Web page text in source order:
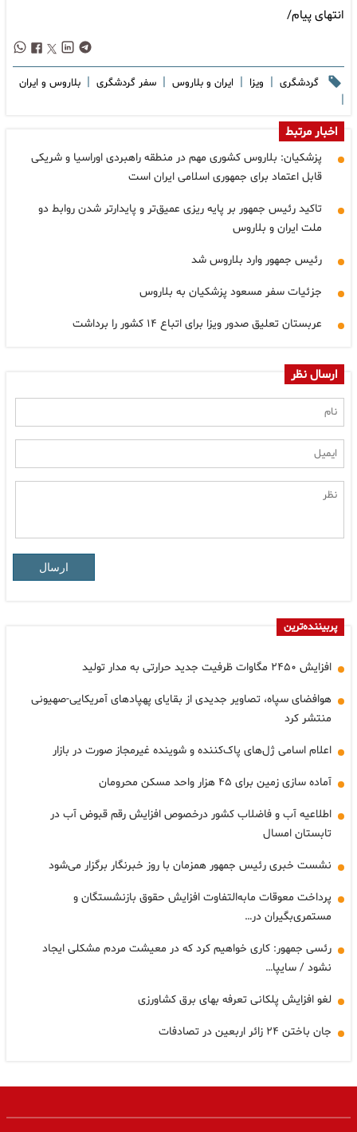
انتهای پیام/
گردشگری | ویزا | ایران و بلاروس | سفر گردشگری | بلاروس و ایران
|
اخبار مرتبط
پزشکیان: بلاروس کشوری مهم در منطقه راهبردی اوراسیا و شریکی
قابل اعتماد برای جمهوری اسلامی ایران است
تاکید رئیس جمهور بر پایه ریزی عمیق‌تر و پایدارتر شدن روابط دو
ملت ایران و بلاروس
رئیس جمهور وارد بلاروس شد
جزئیات سفر مسعود پزشکیان به بلاروس
عربستان تعلیق صدور ویزا برای اتباع ۱۴ کشور را برداشت
ارسال نظر
ارسال
پربیننده‌ترین
افزایش ۲۴۵۰ مگاوات ظرفیت جدید حرارتی به مدار تولید
هوافضای سپاه، تصاویر جدیدی از بقایای پهپادهای آمریکایی-صهیونی
منتشر کرد
اعلام اسامی ژل‌های پاک‌کننده و شوینده غیرمجاز صورت در بازار
آماده سازی زمین برای ۴۵ هزار واحد مسکن محرومان
اطلاعیه آب و فاضلاب کشور درخصوص افزایش رقم قبوض آب در
تابستان امسال
نشست خبری رئیس جمهور همزمان با روز خبرنگار برگزار می‌شود
پرداخت معوقات مابه‌التفاوت افزایش حقوق بازنشستگان و
مستمری‌بگیران در…
رئسی جمهور: کاری خواهیم کرد که در معیشت مردم مشکلی ایجاد
نشود / سایپا…
لغو افزایش پلکانی تعرفه بهای برق کشاورزی
جان باختن ۲۴ زائر اربعین در تصادفات